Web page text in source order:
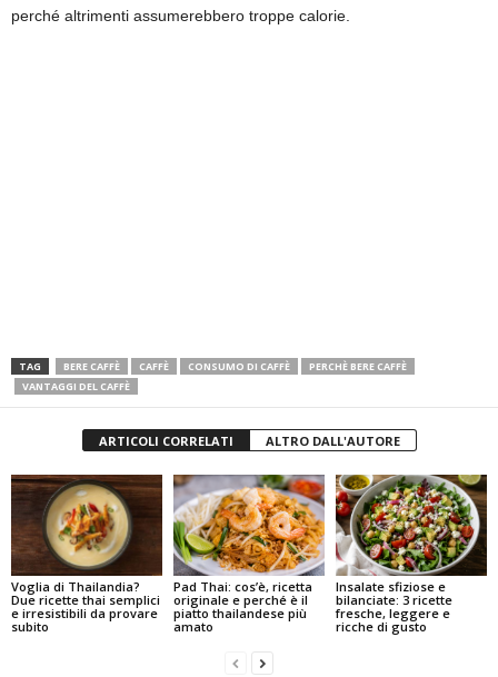
perché altrimenti assumerebbero troppe calorie.
TAG BERE CAFFÈ CAFFÈ CONSUMO DI CAFFÈ
PERCHÈ BERE CAFFÈ
VANTAGGI DEL CAFFÈ
ARTICOLI CORRELATI ALTRO DALL'AUTORE
Voglia di Thailandia?
Due ricette thai semplici
e irresistibili da provare
subito
Pad Thai: cos’è, ricetta
originale e perché è il
piatto thailandese più
amato
Insalate sfiziose e
bilanciate: 3 ricette
fresche, leggere e
ricche di gusto